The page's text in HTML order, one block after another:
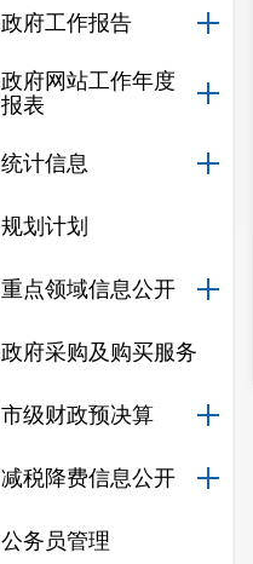
政府工作报告
政府网站工作年度
报表
统计信息
规划计划
重点领域信息公开
政府采购及购买服务
市级财政预决算
减税降费信息公开
公务员管理